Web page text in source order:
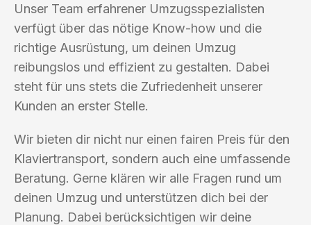
Unser Team erfahrener Umzugsspezialisten
verfügt über das nötige Know-how und die
richtige Ausrüstung, um deinen Umzug
reibungslos und effizient zu gestalten. Dabei
steht für uns stets die Zufriedenheit unserer
Kunden an erster Stelle.
Wir bieten dir nicht nur einen fairen Preis für den
Klaviertransport, sondern auch eine umfassende
Beratung. Gerne klären wir alle Fragen rund um
deinen Umzug und unterstützen dich bei der
Planung. Dabei berücksichtigen wir deine